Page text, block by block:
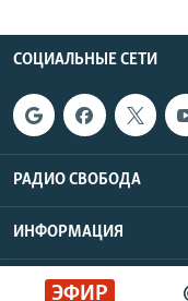
ЭФИР
СОЦИАЛЬНЫЕ СЕТИ
РАДИО СВОБОДА
ИНФОРМАЦИЯ
Радио Свобода ©